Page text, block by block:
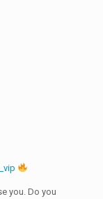
you. Do you